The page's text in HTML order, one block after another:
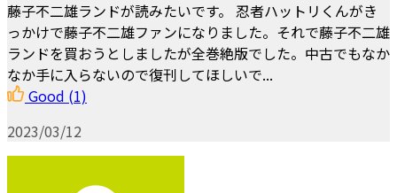
藤子不二雄ランドが読みたいです。 忍者ハットリくんがき
っかけで藤子不二雄ファンになりました。それで藤子不二雄
ランドを買おうとしましたが全巻絶版でした。中古でもなか
なか手に入らないので復刊してほしいで...
Good (1)
2023/03/12